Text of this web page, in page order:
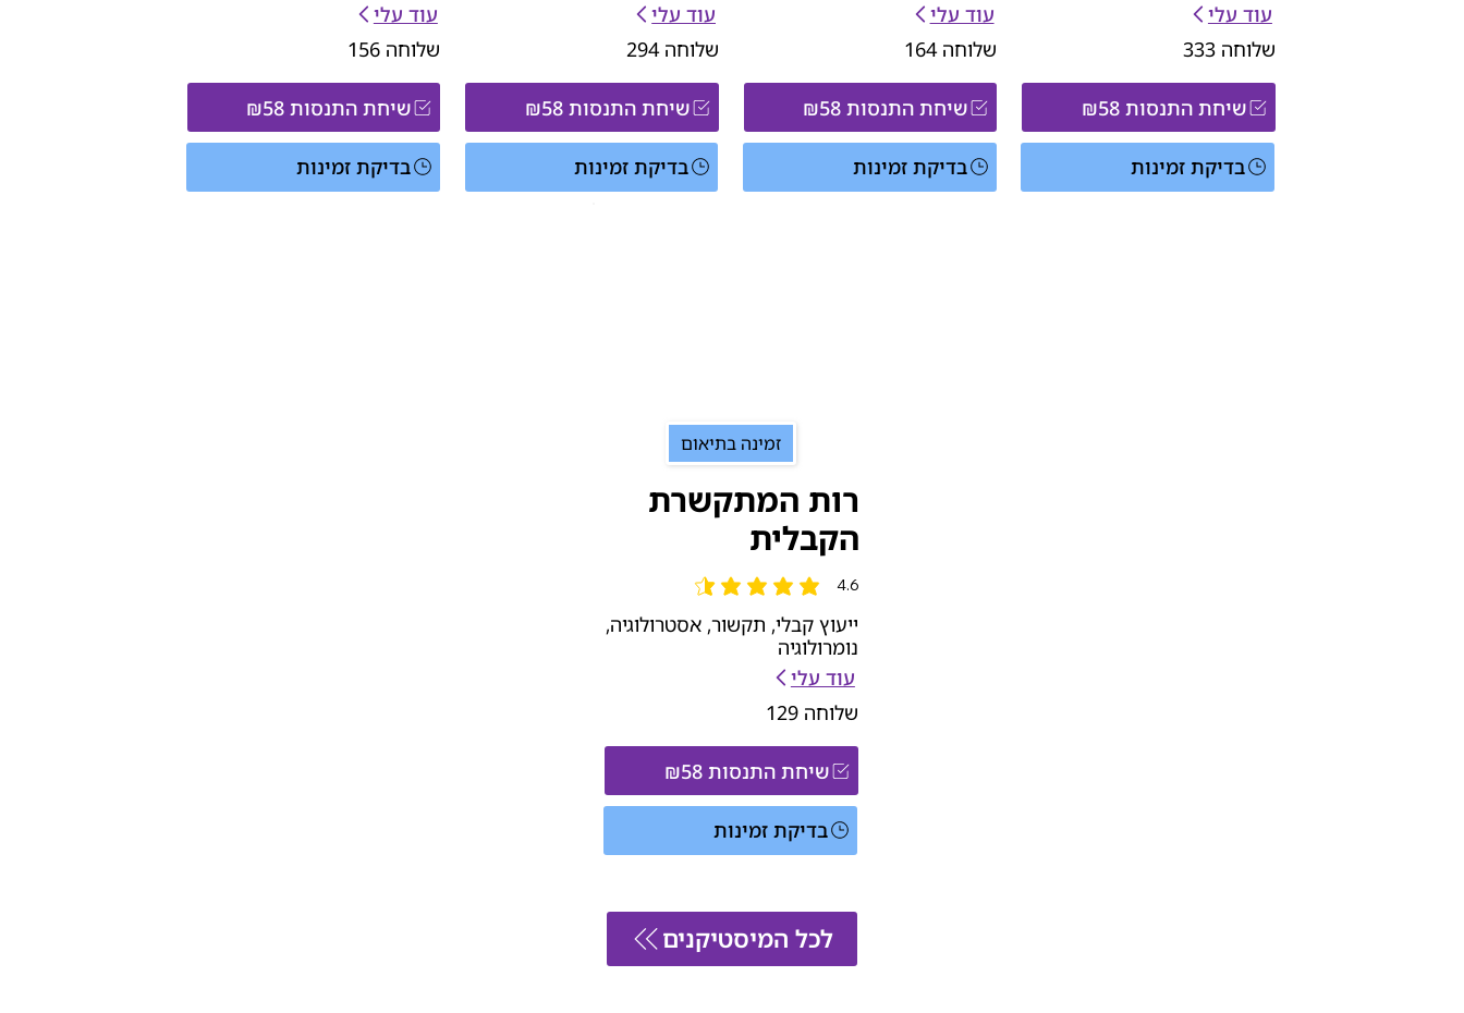
לכל המיסטיקנים
שיחת התנסות ₪58
בדיקת זמינות
עוד עלי
שלוחה 333
שיחת התנסות ₪58
בדיקת זמינות
עוד עלי
שלוחה 164
שיחת התנסות ₪58
בדיקת זמינות
עוד עלי
שלוחה 294
שיחת התנסות ₪58
בדיקת זמינות
עוד עלי
שלוחה 156
שיחת התנסות ₪58
בדיקת זמינות
זמינה בתיאום
ייעוץ קבלי, תקשור, אסטרולוגיה,
נומרולוגיה
עוד עלי
שלוחה 129
רות המתקשרת
הקבלית
4.6
הדירוג הממוצא הוא 4.6 מתוך 5